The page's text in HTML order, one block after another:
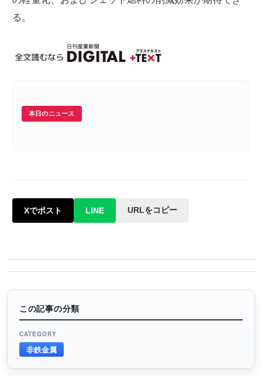
る。
本日のニュース
Xでポスト LINE URLをコピー
この記事の分類
CATEGORY
非鉄金属